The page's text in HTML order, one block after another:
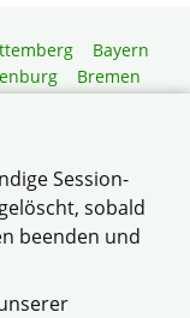
Bayern
Bremen
Thüringen
–
Session-
sobald
beenden und